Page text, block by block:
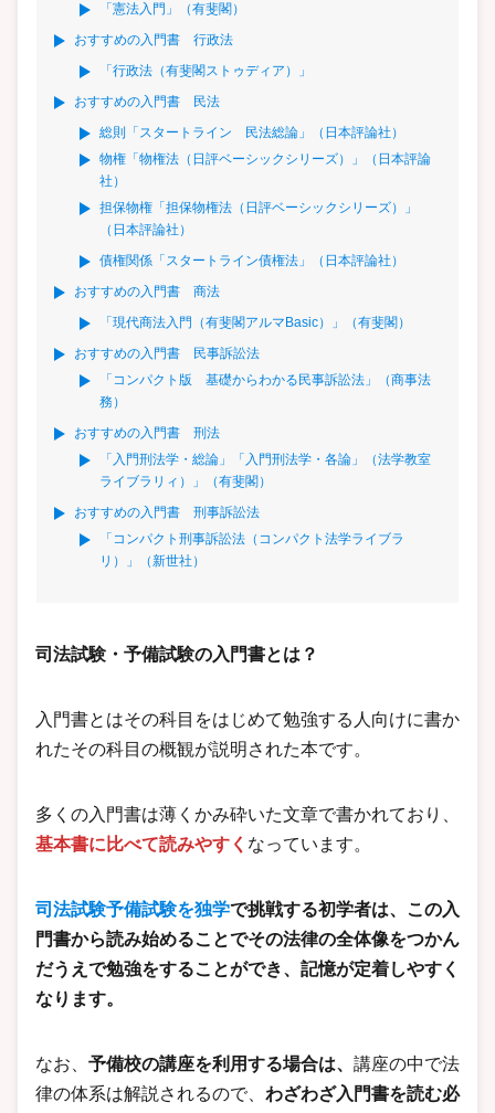
「憲法入門」（有斐閣）
おすすめの入門書 行政法
「行政法（有斐閣ストゥディア）」
おすすめの入門書 民法
総則「スタートライン 民法総論」（日本評論社）
物権「物権法（日評ベーシックシリーズ）」（日本評論
社）
担保物権「担保物権法（日評ベーシックシリーズ）」
（日本評論社）
債権関係「スタートライン債権法」（日本評論社）
おすすめの入門書 商法
「現代商法入門（有斐閣アルマBasic）」（有斐閣）
おすすめの入門書 民事訴訟法
「コンパクト版 基礎からわかる民事訴訟法」（商事法
務）
おすすめの入門書 刑法
「入門刑法学・総論」「入門刑法学・各論」（法学教室
ライブラリィ）」（有斐閣）
おすすめの入門書 刑事訴訟法
「コンパクト刑事訴訟法（コンパクト法学ライブラ
リ）」（新世社）
司法試験・予備試験の入門書とは？
入門書とはその科目をはじめて勉強する人向けに書か
れたその科目の概観が説明された本です。
多くの入門書は薄くかみ砕いた文章で書かれており、
基本書に比べて読みやすく なっています。
司法試験予備試験を独学で挑戦する初学者は、この入
門書から読み始めることでその法律の全体像をつかん
だうえで勉強をすることができ、記憶が定着しやすく
なります。
なお、 予備校の講座を利用する場合は、 講座の中で法
律の体系は解説されるので、 わざわざ入門書を読む必